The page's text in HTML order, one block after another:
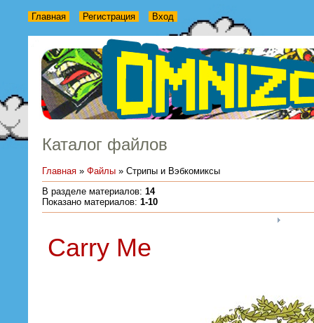
Главная Регистрация Вход
Каталог файлов
Главная » Файлы » Стрипы и Вэбкомиксы
В разделе материалов: 14
Показано материалов: 1-10
Carry Me